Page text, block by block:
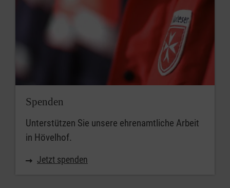
Spenden
Unterstützen Sie unsere ehrenamtliche Arbeit
in Hövelhof.
Jetzt spenden